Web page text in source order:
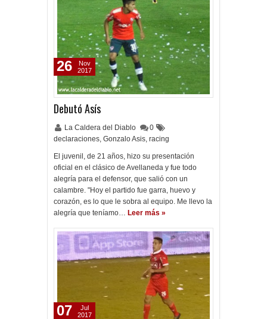
Debutó Asís
La Caldera del Diablo
0
declaraciones, Gonzalo Asis, racing
El juvenil, de 21 años, hizo su presentación
oficial en el clásico de Avellaneda y fue todo
alegría para el defensor, que salió con un
calambre. "Hoy el partido fue garra, huevo y
corazón, es lo que le sobra al equipo. Me llevo la
alegría que teníamo… Leer más »
26
Nov
2017
07
Jul
2017